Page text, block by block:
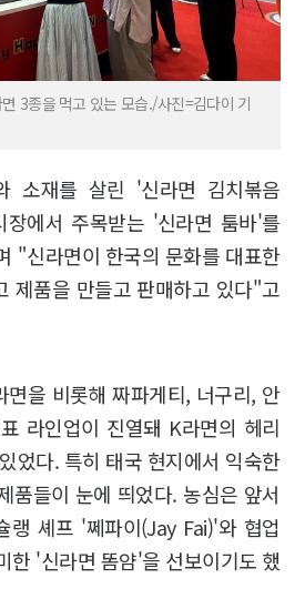
3종을 먹고 있는 모습./사진=김다이 기
소재를 살린 '신라면 김치볶음
에서 주목받는 '신라면 툼바'를
"신라면이 한국의 문화를 대표한
제품을 만들고 판매하고 있다"고
면을 비롯해 짜파게티, 너구리, 안
라인업이 진열돼 K라면의 헤리
었다. 특히 태국 현지에서 익숙한
품들이 눈에 띄었다. 농심은 앞서
랭 셰프 '쩨파이(Jay Fai)'와 협업
한 '신라면 똠얌'을 선보이기도 했